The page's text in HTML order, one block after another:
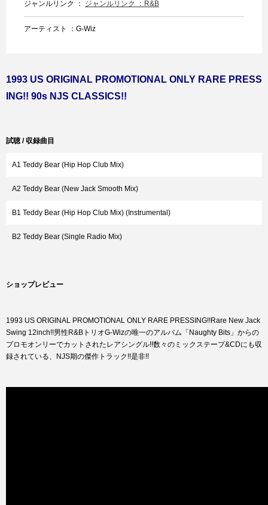
ジャンルリンク ： ジャンルリンク ：R&B
アーティスト ：G-Wiz
1993 US ORIGINAL PROMOTIONAL ONLY RARE PRESS
ING!! 90s NJS CLASSICS!!
試聴 / 収録曲目
A1 Teddy Bear (Hip Hop Club Mix)
A2 Teddy Bear (New Jack Smooth Mix)
B1 Teddy Bear (Hip Hop Club Mix) (Instrumental)
B2 Teddy Bear (Single Radio Mix)
ショップレビュー
1993 US ORIGINAL PROMOTIONAL ONLY RARE PRESSING!!Rare New Jack
Swing 12inch!!男性R&BトリオG-Wizの唯一のアルバム「Naughty Bits」からの
プロモオンリーでカットされたレアシングル!!数々のミックステープ&CDにも収
録されている、NJS期の傑作トラック!!是非!!